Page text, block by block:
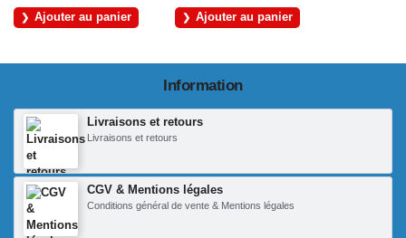
Ajouter au panier Ajouter au panier
Information
Livraisons et retours
Livraisons et retours
CGV & Mentions légales
Conditions général de vente & Mentions légales